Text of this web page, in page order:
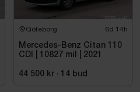
Göteborg 6d 14h
Mercedes-Benz Citan 110
CDI | 10827 mil | 2021
44 500 kr · 14 bud